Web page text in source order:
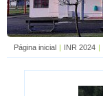
Página inicial | INR 2024 |